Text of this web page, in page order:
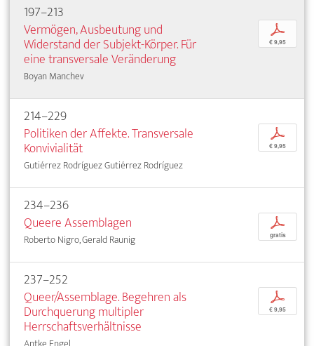
197–213
Vermögen, Ausbeutung und
Widerstand der Subjekt-Körper. Für
eine transversale Veränderung
Boyan Manchev
p
€ 9,95
214–229
Politiken der Affekte. Transversale
Konvivialität
Gutiérrez Rodríguez Gutiérrez Rodríguez
p
€ 9,95
234–236
Queere Assemblagen
Roberto Nigro, Gerald Raunig
p
gratis
237–252
Queer/Assemblage. Begehren als
Durchquerung multipler
Herrschaftsverhältnisse
p
€ 9,95